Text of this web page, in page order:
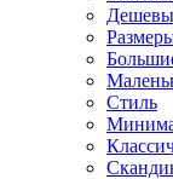
Стиль